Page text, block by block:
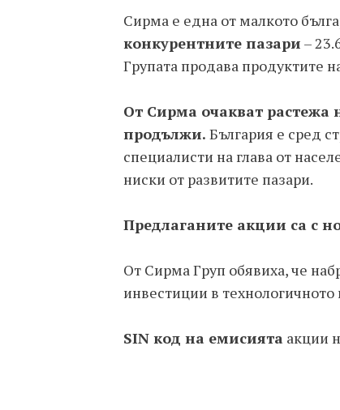
Сирма е една от малкото
конкурентните пазари –
Групата продава продуктите
От Сирма очакват растежа
продължи. България е сред
специалисти на глава от
ниски от развитите пазари.
Предлаганите акции са с
От Сирма Груп обявиха, че
инвестиции в технологичното
SIN код на емисията акции